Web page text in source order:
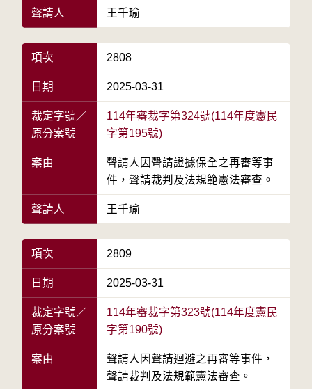
聲請人 王千瑜
項次 2808
日期 2025-03-31
裁定字號／
原分案號
114年審裁字第324號(114年度憲民
字第195號)
案由
聲請人因聲請證據保全之再審等事
件，聲請裁判及法規範憲法審查。
聲請人 王千瑜
項次 2809
日期 2025-03-31
裁定字號／
原分案號
114年審裁字第323號(114年度憲民
字第190號)
案由
聲請人因聲請迴避之再審等事件，
聲請裁判及法規範憲法審查。